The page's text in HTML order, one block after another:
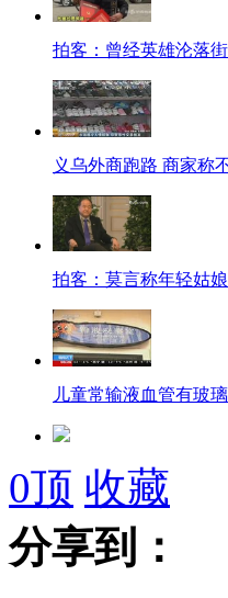
拍客：曾经英雄沦落
义乌外商跑路 商家称
拍客：莫言称年轻姑
儿童常输液血管有玻
网友戒烟一年省7000引
网友吐槽女友非“双12”
0顶 收藏
分享到：